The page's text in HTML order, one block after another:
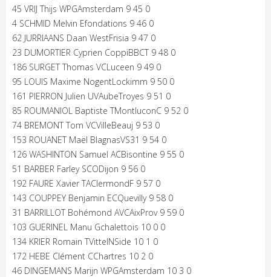
45 VRIJ Thijs WPGAmsterdam 9 45 0
4 SCHMID Melvin Efondations 9 46 0
62 JURRIAANS Daan WestFrisia 9 47 0
23 DUMORTIER Cyprien CoppiBBCT 9 48 0
186 SURGET Thomas VCLuceen 9 49 0
95 LOUIS Maxime NogentLockimm 9 50 0
161 PIERRON Julien UVAubeTroyes 9 51 0
85 ROUMANIOL Baptiste TMontluconC 9 52 0
74 BREMONT Tom VCVilleBeauj 9 53 0
153 ROUANET Maël BlagnasVS31 9 54 0
126 WASHINTON Samuel ACBisontine 9 55 0
51 BARBER Farley SCODijon 9 56 0
192 FAURE Xavier TAClermondF 9 57 0
143 COUPPEY Benjamin ECQuevilly 9 58 0
31 BARRILLOT Bohémond AVCAixProv 9 59 0
103 GUERINEL Manu Gchalettois 10 0 0
134 KRIER Romain TVittelNSide 10 1 0
172 HEBE Clément CChartres 10 2 0
46 DINGEMANS Marijn WPGAmsterdam 10 3 0